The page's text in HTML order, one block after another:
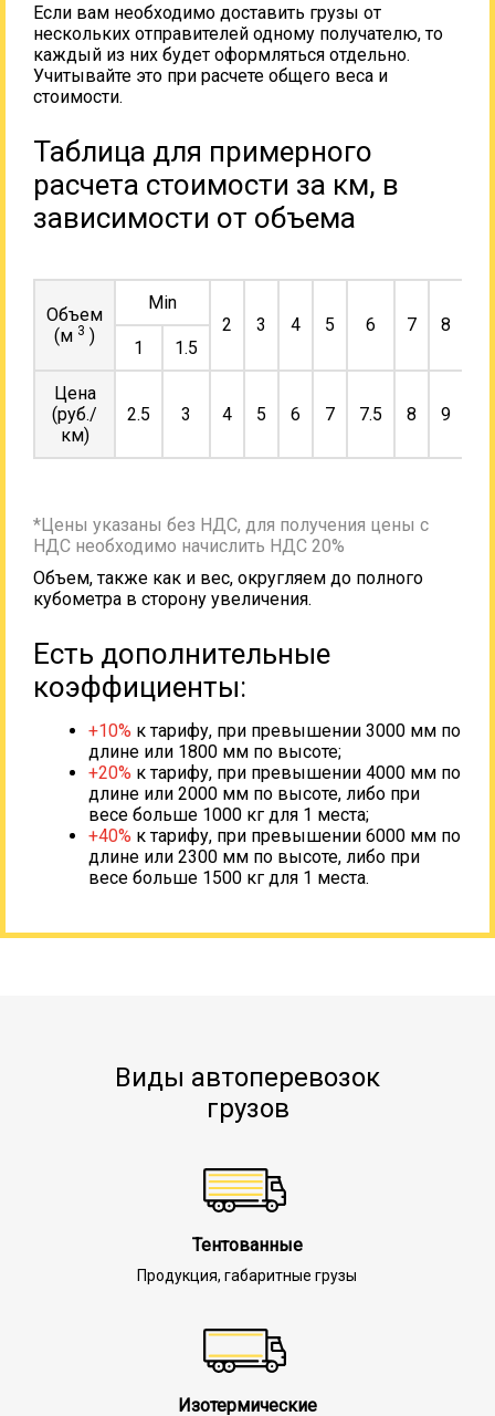
Если вам необходимо доставить грузы от
нескольких отправителей одному получателю, то
каждый из них будет оформляться отдельно.
Учитывайте это при расчете общего веса и
стоимости.
Таблица для примерного
расчета стоимости за км, в
зависимости от объема
Объем
(м 3 )
Min
2
3 4 5 6 7 8
1
1.5
Цена
(руб./
км)
2.5 3 4 5 6 7 7.5 8 9
*Цены указаны без НДС, для получения цены с
НДС необходимо начислить НДС 20%
Объем, также как и вес, округляем до полного
кубометра в сторону увеличения.
Есть дополнительные
коэффициенты:
+10% к тарифу, при превышении 3000 мм по
длине или 1800 мм по высоте;
+20% к тарифу, при превышении 4000 мм по
длине или 2000 мм по высоте, либо при
весе больше 1000 кг для 1 места;
+40% к тарифу, при превышении 6000 мм по
длине или 2300 мм по высоте, либо при
весе больше 1500 кг для 1 места.
Виды автоперевозок
грузов
Тентованные
Продукция, габаритные грузы
Изотермические